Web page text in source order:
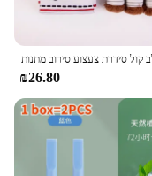
₪26.80